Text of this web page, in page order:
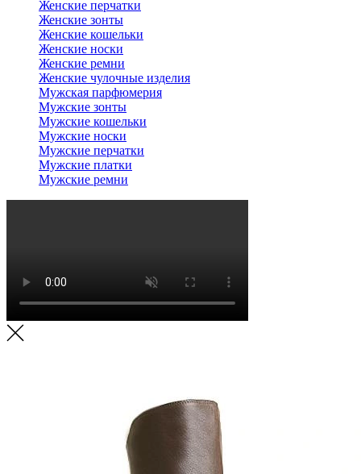
Женские перчатки
Женские зонты
Женские кошельки
Женские носки
Женские ремни
Женские чулочные изделия
Мужская парфюмерия
Мужские зонты
Мужские кошельки
Мужские носки
Мужские перчатки
Мужские платки
Мужские ремни